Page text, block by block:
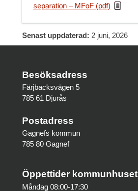
separation – MFoF (pdf)
Senast uppdaterad: 2 juni, 2026
Besöksadress
Färjbacksvägen 5
785 61 Djurås
Postadress
Gagnefs kommun
785 80 Gagnef
Öppettider kommunhuset
Måndag 08:00-17:30